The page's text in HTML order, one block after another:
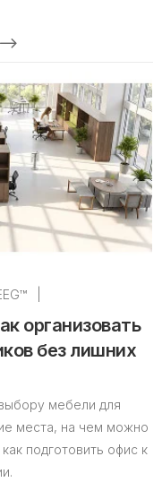
организовать
без лишних
мебели для
места, на чем можно
подготовить офис к